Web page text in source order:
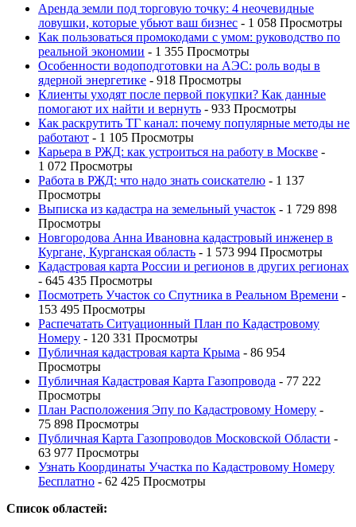
Аренда земли под торговую точку: 4 неочевидные
ловушки, которые убьют ваш бизнес - 1 058 Просмотры
Как пользоваться промокодами с умом: руководство по
реальной экономии - 1 355 Просмотры
Особенности водоподготовки на АЭС: роль воды в
ядерной энергетике - 918 Просмотры
Клиенты уходят после первой покупки? Как данные
помогают их найти и вернуть - 933 Просмотры
Как раскрутить ТГ канал: почему популярные методы не
работают - 1 105 Просмотры
Карьера в РЖД: как устроиться на работу в Москве -
1 072 Просмотры
Работа в РЖД: что надо знать соискателю - 1 137
Просмотры
Выписка из кадастра на земельный участок - 1 729 898
Просмотры
Новгородова Анна Ивановна кадастровый инженер в
Кургане, Курганская область - 1 573 994 Просмотры
Кадастровая карта России и регионов в других регионах
- 645 435 Просмотры
Посмотреть Участок со Спутника в Реальном Времени -
153 495 Просмотры
Распечатать Ситуационный План по Кадастровому
Номеру - 120 331 Просмотры
Публичная кадастровая карта Крыма - 86 954
Просмотры
Публичная Кадастровая Карта Газопровода - 77 222
Просмотры
План Расположения Эпу по Кадастровому Номеру -
75 898 Просмотры
Публичная Карта Газопроводов Московской Области -
63 977 Просмотры
Узнать Координаты Участка по Кадастровому Номеру
Бесплатно - 62 425 Просмотры
Список областей: